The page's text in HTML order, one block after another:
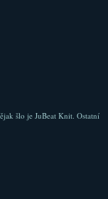
šlo je JuBeat Knit. Ostatní